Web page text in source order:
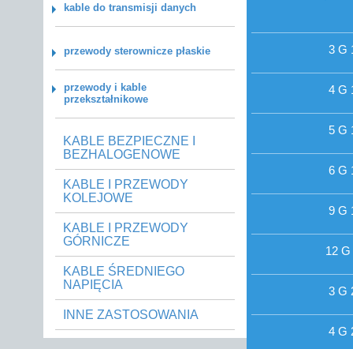
kable do transmisji danych
przewody sterownicze płaskie
przewody i kable
przekształnikowe
KABLE BEZPIECZNE I
BEZHALOGENOWE
KABLE I PRZEWODY
KOLEJOWE
KABLE I PRZEWODY
GÓRNICZE
KABLE ŚREDNIEGO
NAPIĘCIA
INNE ZASTOSOWANIA
3 G
4 G
5 G
6 G
9 G
12
3 G
4 G